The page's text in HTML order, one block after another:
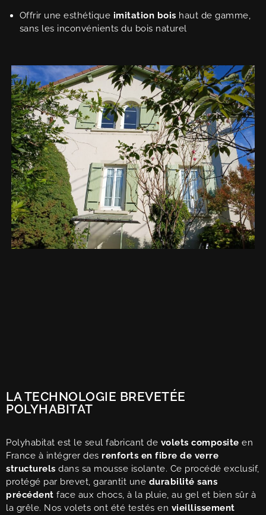
Offrir une esthétique imitation bois haut de gamme,
sans les inconvénients du bois naturel
LA TECHNOLOGIE BREVETÉE
POLYHABITAT
Polyhabitat est le seul fabricant de volets composite en
France à intégrer des renforts en fibre de verre
structurels dans sa mousse isolante. Ce procédé exclusif,
protégé par brevet, garantit une durabilité sans
précédent face aux chocs, à la pluie, au gel et bien sûr à
la grêle. Nos volets ont été testés en vieillissement